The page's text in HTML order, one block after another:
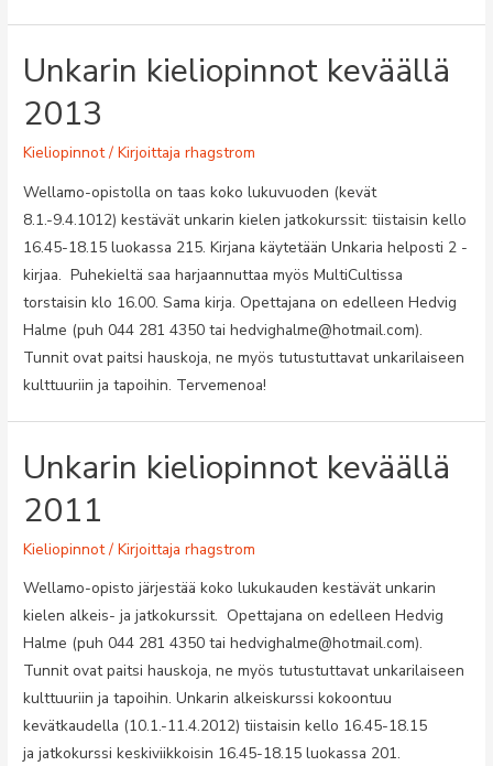
Unkarin kieliopinnot keväällä
2013
Kieliopinnot/ Kirjoittajarhagstrom
Wellamo-opistolla on taas koko lukuvuoden (kevät
8.1.-9.4.1012) kestävät unkarin kielen jatkokurssit: tiistaisin kello
16.45-18.15 luokassa 215. Kirjana käytetään Unkaria helposti 2 -
kirjaa. Puhekieltä saa harjaannuttaa myös MultiCultissa
torstaisin klo 16.00. Sama kirja. Opettajana on edelleen Hedvig
Halme (puh 044 281 4350 tai hedvighalme@hotmail.com).
Tunnit ovat paitsi hauskoja, ne myös tutustuttavat unkarilaiseen
kulttuuriin ja tapoihin. Tervemenoa!
Unkarin kieliopinnot keväällä
2011
Kieliopinnot/ Kirjoittajarhagstrom
Wellamo-opisto järjestää koko lukukauden kestävät unkarin
kielen alkeis- ja jatkokurssit. Opettajana on edelleen Hedvig
Halme (puh 044 281 4350 tai hedvighalme@hotmail.com).
Tunnit ovat paitsi hauskoja, ne myös tutustuttavat unkarilaiseen
kulttuuriin ja tapoihin. Unkarin alkeiskurssi kokoontuu
kevätkaudella (10.1.-11.4.2012) tiistaisin kello 16.45-18.15
ja jatkokurssi keskiviikkoisin 16.45-18.15 luokassa 201.